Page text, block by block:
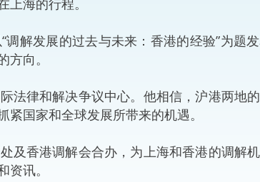
Tiếng Việt (越南语)
海的行程。
解发展的过去与未来：香港的经验”为题
向。
法律和解决争议中心。他相信，沪港两地
国家和全球发展所带来的机遇。
及香港调解会合办，为上海和香港的调解
讯。